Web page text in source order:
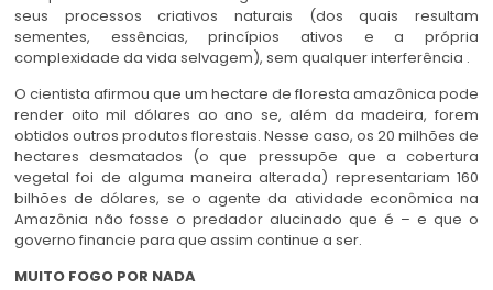
seus processos criativos naturais (dos quais resultam
sementes, essências, princípios ativos e a própria
complexidade da vida selvagem), sem qualquer interferência .
O cientista afirmou que um hectare de floresta amazônica pode
render oito mil dólares ao ano se, além da madeira, forem
obtidos outros produtos florestais. Nesse caso, os 20 milhões de
hectares desmatados (o que pressupõe que a cobertura
vegetal foi de alguma maneira alterada) representariam 160
bilhões de dólares, se o agente da atividade econômica na
Amazônia não fosse o predador alucinado que é – e que o
governo financie para que assim continue a ser.
MUITO FOGO POR NADA